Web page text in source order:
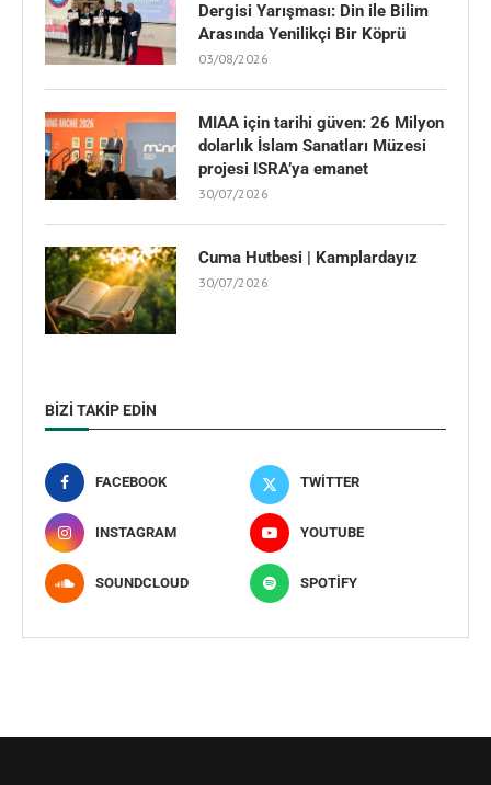
Dergisi Yarışması: Din ile Bilim
Arasında Yenilikçi Bir Köprü
03/08/2026
MIAA için tarihi güven: 26 Milyon
dolarlık İslam Sanatları Müzesi
projesi ISRA’ya emanet
30/07/2026
Cuma Hutbesi | Kamplardayız
30/07/2026
BIZI TAKIP EDIN
FACEBOOK TWITTER
INSTAGRAM YOUTUBE
SOUNDCLOUD SPOTIFY